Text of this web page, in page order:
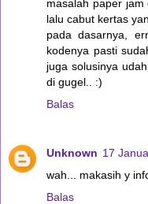
masalah paper
lalu cabut kertas
pada dasarnya,
kodenya pasti
juga solusinya
di gugel.. :)
Balas
Unknown 17
wah... makasih y
Balas